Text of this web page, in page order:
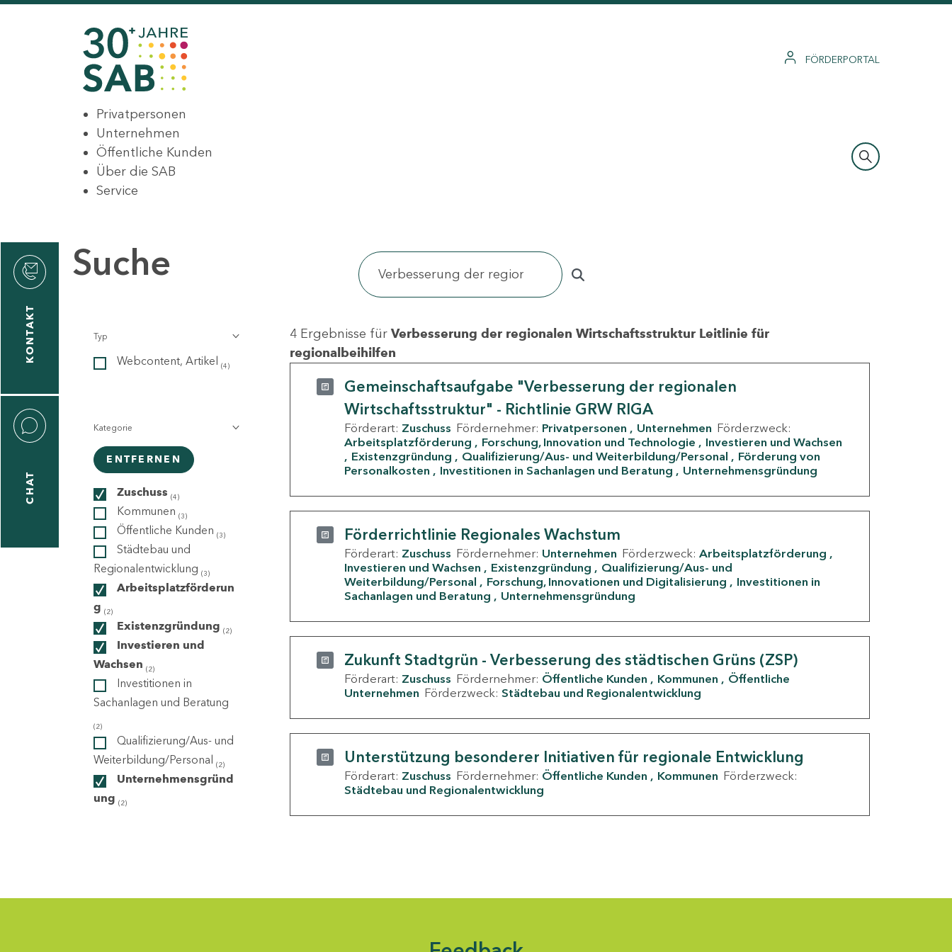
FÖRDERPORTAL
Privatpersonen
Unternehmen
Öffentliche Kunden
Über die SAB
Service
KONTAKT
CHAT
Suche
Typ
Webcontent, Artikel (4)
Kategorie
ENTFERNEN
Zuschuss (4)
Kommunen (3)
Öffentliche Kunden (3)
Städtebau und
Regionalentwicklung (3)
Arbeitsplatzförderun
g (2)
Existenzgründung (2)
Investieren und
Wachsen (2)
Investitionen in
Sachanlagen und Beratung
(2)
Qualifizierung/Aus- und
Weiterbildung/Personal (2)
Unternehmensgründ
ung (2)
4 Ergebnisse für Verbesserung der regionalen Wirtschaftsstruktur Leitlinie für
regionalbeihilfen
Gemeinschaftsaufgabe "Verbesserung der regionalen
Wirtschaftsstruktur" - Richtlinie GRW RIGA
Förderart: Zuschuss Fördernehmer: Privatpersonen Unternehmen Förderzweck:
Arbeitsplatzförderung
Forschung, Innovation und Technologie
Investieren und Wachsen
Existenzgründung
Qualifizierung/Aus- und Weiterbildung/Personal
Förderung von
Personalkosten
Investitionen in Sachanlagen und Beratung Unternehmensgründung
Förderrichtlinie Regionales Wachstum
Förderart: Zuschuss Fördernehmer: Unternehmen Förderzweck: Arbeitsplatzförderung
Investieren und Wachsen
Existenzgründung
Qualifizierung/Aus- und
Weiterbildung/Personal
Forschung, Innovationen und Digitalisierung
Investitionen in
Sachanlagen und Beratung
Unternehmensgründung
Zukunft Stadtgrün - Verbesserung des städtischen Grüns (ZSP)
Förderart: Zuschuss Fördernehmer: Öffentliche Kunden Kommunen
Öffentliche
Unternehmen Förderzweck: Städtebau und Regionalentwicklung
Unterstützung besonderer Initiativen für regionale Entwicklung
Förderart: Zuschuss Fördernehmer: Öffentliche Kunden Kommunen Förderzweck:
Städtebau und Regionalentwicklung